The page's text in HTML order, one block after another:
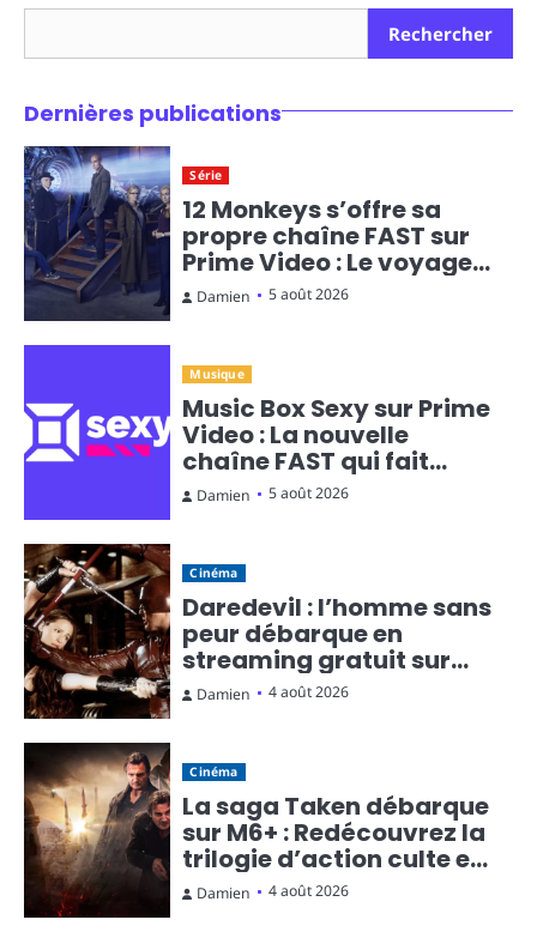
Rechercher
Dernières publications
Série
12 Monkeys s’offre sa
propre chaîne FAST sur
Prime Video : Le voyage
temporel en diffusion
Damien 5 août 2026
Musique
Music Box Sexy sur Prime
Video : La nouvelle
chaîne FAST qui fait
monter la température
Damien 5 août 2026
Cinéma
Daredevil : l’homme sans
peur débarque en
streaming gratuit sur
Rakuten TV
Damien 4 août 2026
Cinéma
La saga Taken débarque
sur M6+ : Redécouvrez la
trilogie d’action culte en
streaming gratuit
Damien 4 août 2026